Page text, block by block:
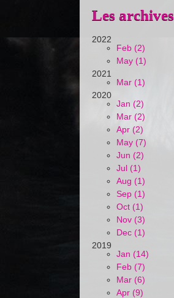
Les archives
2022
Feb (2)
May (1)
2021
Mar (1)
2020
Jan (2)
Mar (2)
Apr (2)
May (7)
Jun (2)
Jul (1)
Aug (1)
Sep (1)
Oct (1)
Nov (3)
Dec (1)
2019
Jan (14)
Feb (7)
Mar (6)
Apr (9)